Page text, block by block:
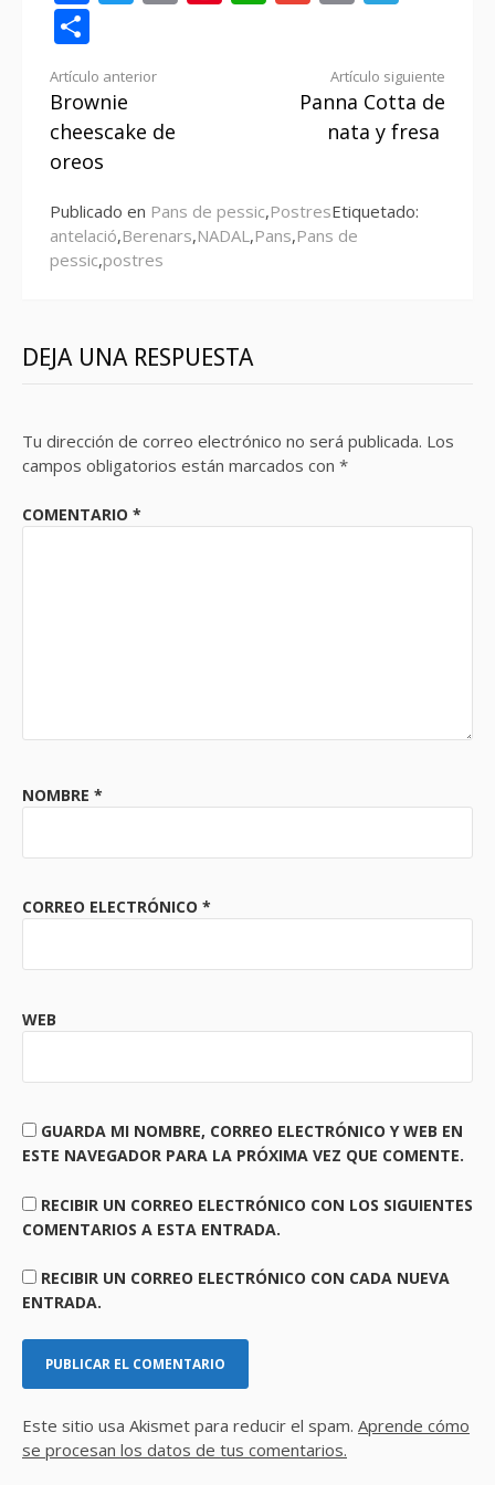
Seguir
leyendo
Artículo anterior
Brownie
cheescake de
oreos
Artículo siguiente
Panna Cotta de
nata y fresa
Publicado en Pans de pessic,PostresEtiquetado:
antelació,Berenars,NADAL ,Pans,Pans de
pessic,postres
DEJA UNA RESPUESTA
Tu dirección de correo electrónico no será publicada. Los
campos obligatorios están marcados con *
COMENTARIO *
NOMBRE *
CORREO ELECTRÓNICO *
WEB
GUARDA MI NOMBRE, CORREO ELECTRÓNICO Y WEB EN
ESTE NAVEGADOR PARA LA PRÓXIMA VEZ QUE COMENTE.
RECIBIR UN CORREO ELECTRÓNICO CON LOS SIGUIENTES
COMENTARIOS A ESTA ENTRADA.
RECIBIR UN CORREO ELECTRÓNICO CON CADA NUEVA
ENTRADA.
Este sitio usa Akismet para reducir el spam. Aprende cómo
se procesan los datos de tus comentarios.